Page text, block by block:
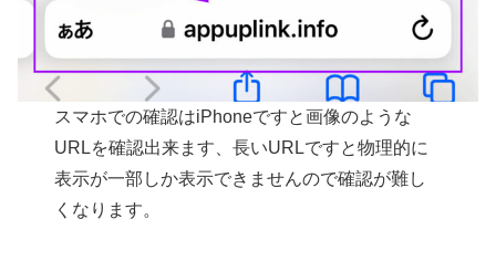
スマホでの確認はiPhoneですと画像のような
URLを確認出来ます、長いURLですと物理的に
表示が一部しか表示できませんので確認が難し
くなります。